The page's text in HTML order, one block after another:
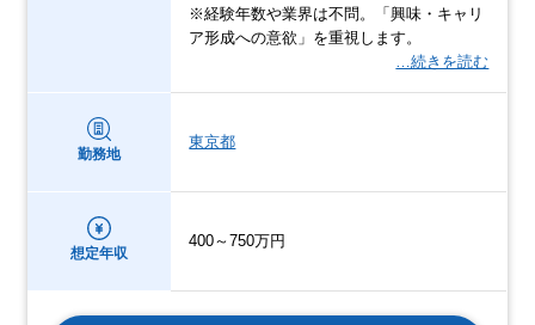
※経験年数や業界は不問。「興味・キャリ
ア形成への意欲」を重視します。
…続きを読む
勤務地
東京都
想定年収
400～750万円